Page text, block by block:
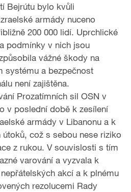
Bejrútu bylo kvůli
armády nuceno
200 000 lidí. Uprchlické
podmínky v nich jsou
vážné škody na
systému a bezpečnost
není zajištěna.
Prozatímních sil OSN v
v poslední době k zesílení
armády v Libanonu a k
útoků, což s sebou nese riziko
z rukou. V souvislosti s tím
varování a vyzvala k
akcí a k plnému
rezolucemi Rady